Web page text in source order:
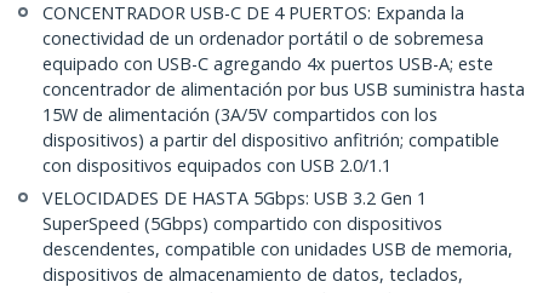
CONCENTRADOR USB-C DE 4 PUERTOS: Expanda la
conectividad de un ordenador portátil o de sobremesa
equipado con USB-C agregando 4x puertos USB-A; este
concentrador de alimentación por bus USB suministra hasta
15W de alimentación (3A/5V compartidos con los
dispositivos) a partir del dispositivo anfitrión; compatible
con dispositivos equipados con USB 2.0/1.1
VELOCIDADES DE HASTA 5Gbps: USB 3.2 Gen 1
SuperSpeed (5Gbps) compartido con dispositivos
descendentes, compatible con unidades USB de memoria,
dispositivos de almacenamiento de datos, teclados,